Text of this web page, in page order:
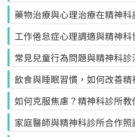
藥物治療與心理治療在精神科
工作倦怠症心理調適與精神科
常見兒童行為問題與精神科診
飲食與睡眠習慣，如何改善精
如何克服焦慮？精神科診所教
家庭醫師與精神科診所合作照